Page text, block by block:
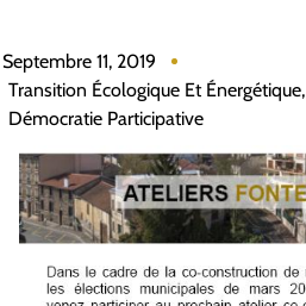
Septembre 11, 2019
Transition Écologique Et Énergétique,
Démocratie Participative